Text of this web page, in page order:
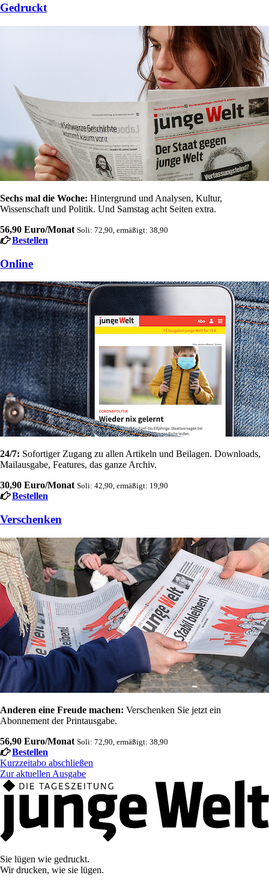
Gedruckt
Sechs mal die Woche: Hintergrund und Analysen, Kultur,
Wissenschaft und Politik. Und Samstag acht Seiten extra.
56,90 Euro/Monat Soli: 72,90, ermäßigt: 38,90
Bestellen
Online
24/7: Sofortiger Zugang zu allen Artikeln und Beilagen. Downloads,
Mailausgabe, Features, das ganze Archiv.
30,90 Euro/Monat Soli: 42,90, ermäßigt: 19,90
Bestellen
Verschenken
Anderen eine Freude machen: Verschenken Sie jetzt ein
Abonnement der Printausgabe.
56,90 Euro/Monat Soli: 72,90, ermäßigt: 38,90
Bestellen
Kurzzeitabo abschließen
Zur aktuellen Ausgabe
Sie lügen wie gedruckt.
Wir drucken, wie sie lügen.